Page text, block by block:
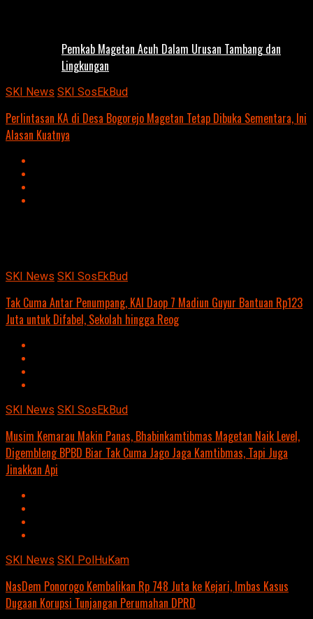
Pemkab Magetan Acuh Dalam Urusan Tambang dan
Lingkungan
SKI News SKI SosEkBud
Perlintasan KA di Desa Bogorejo Magetan Tetap Dibuka Sementara, Ini
Alasan Kuatnya
SKI News SKI SosEkBud
Tak Cuma Antar Penumpang, KAI Daop 7 Madiun Guyur Bantuan Rp123
Juta untuk Difabel, Sekolah hingga Reog
SKI News SKI SosEkBud
Musim Kemarau Makin Panas, Bhabinkamtibmas Magetan Naik Level,
Digembleng BPBD Biar Tak Cuma Jago Jaga Kamtibmas, Tapi Juga
Jinakkan Api
SKI News SKI PolHuKam
NasDem Ponorogo Kembalikan Rp 748 Juta ke Kejari, Imbas Kasus
Dugaan Korupsi Tunjangan Perumahan DPRD